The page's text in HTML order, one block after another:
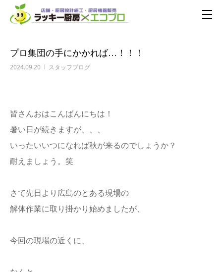
プロ集団の手にかかれば…！！！
2024.09.20 スタッフブログ
皆さんおはこんばんにちは！
暑い日が続きますが、、、
いったいいつになれば秋が来るのでしょうか？
耐えましょう。笑
さて先日より広島のとある現場の
解体作業に取り掛かり始めましたが、
今回の現場の近くに、